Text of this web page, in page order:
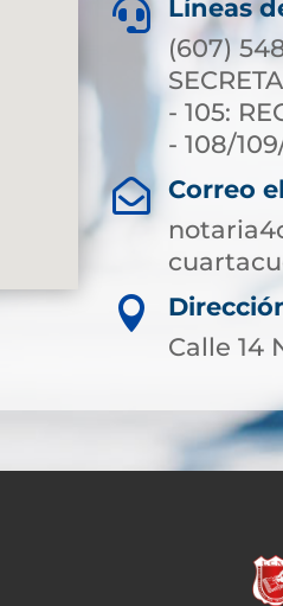

Líneas
(607)
- 105:
- 108/

Correo

Calle 14